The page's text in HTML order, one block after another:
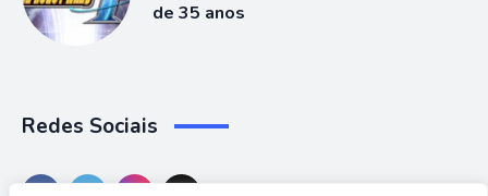
de 35 anos
Redes Sociais